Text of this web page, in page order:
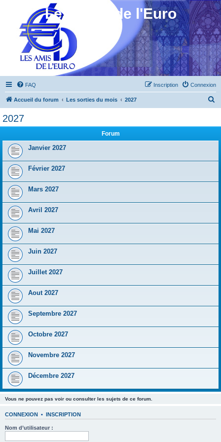
Les Amis de l'Euro
FAQ Connexion
Inscription
Accueil du forum Les sorties du mois 2027
h
2027
Forum
Janvier 2027
Février 2027
Mars 2027
Avril 2027
Mai 2027
Juin 2027
Juillet 2027
Aout 2027
Septembre 2027
Octobre 2027
Novembre 2027
Décembre 2027
Vous ne pouvez pas voir ou consulter les sujets de ce forum.
CONNEXION • INSCRIPTION
Nom d’utilisateur :